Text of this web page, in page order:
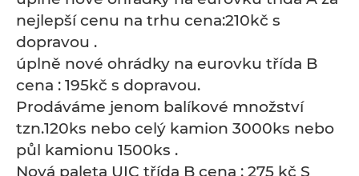
nejlepší cenu na trhu cena:210kč s
dopravou .
úplně nové ohrádky na eurovku třída B
cena : 195kč s dopravou.
Prodáváme jenom balíkové množství
tzn.120ks nebo celý kamion 3000ks nebo
půl kamionu 1500ks .
Nová paleta UIC třída B cena : 275 kč S